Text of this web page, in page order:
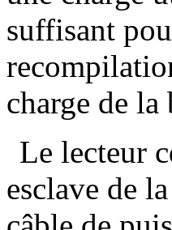
suffisant
charge de la
Le lecteur
esclave de